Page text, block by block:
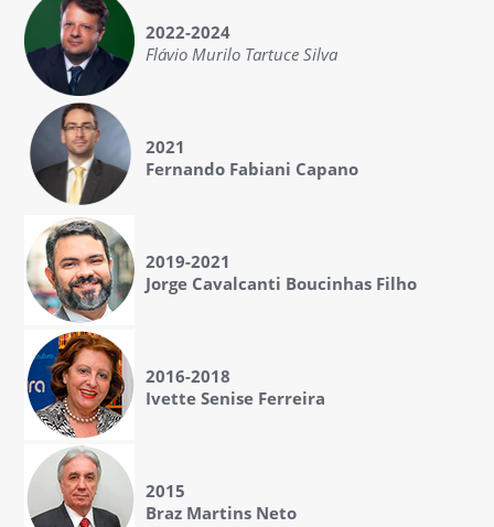
2022-2024
Flávio Murilo Tartuce Silva
2021
Fernando Fabiani Capano
2019-2021
Jorge Cavalcanti Boucinhas Filho
2016-2018
Ivette Senise Ferreira
2015
Braz Martins Neto